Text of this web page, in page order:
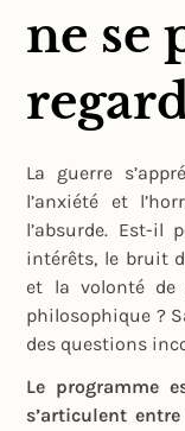
ne se
La guerre
l’anxiété et
l’absurde. Est-il
intérêts, le bruit
et la volonté de
philosophique ?
des questions
Le programme
s’articulent